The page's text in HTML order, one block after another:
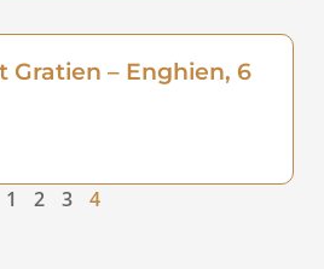
Gratien – Enghien, 6
1 2 3 4